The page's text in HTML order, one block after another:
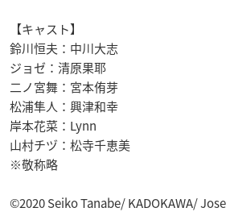
【キャスト】
鈴川恒夫：中川大志
ジョゼ：清原果耶
二ノ宮舞：宮本侑芽
松浦隼人：興津和幸
岸本花菜：Lynn
山村チヅ：松寺千恵美
※敬称略
©2020 Seiko Tanabe/ KADOKAWA/